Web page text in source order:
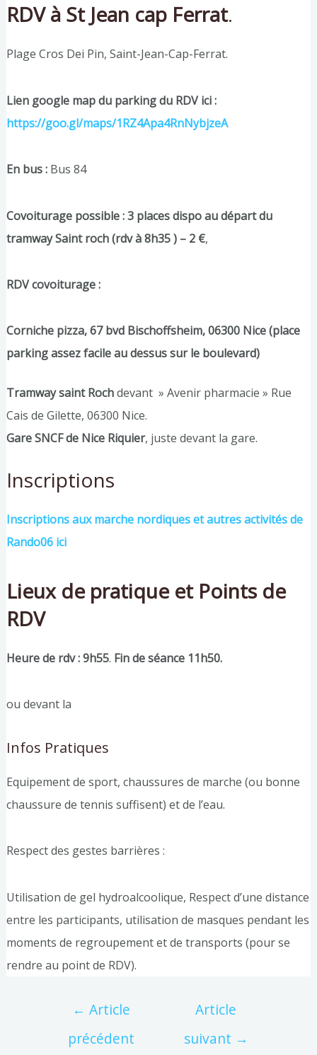
RDV à St Jean cap Ferrat.
Plage Cros Dei Pin, Saint-Jean-Cap-Ferrat.
Lien google map du parking du RDV ici :
https://goo.gl/maps/1RZ4Apa4RnNybjzeA
En bus : Bus 84
Covoiturage possible : 3 places dispo au départ du
tramway Saint roch (rdv à 8h35 ) – 2 €,
RDV covoiturage :
Corniche pizza, 67 bvd Bischoffsheim, 06300 Nice (place
parking assez facile au dessus sur le boulevard)
Tramway saint Rochdevant » Avenir pharmacie » Rue
Cais de Gilette, 06300 Nice.
Gare SNCF de Nice Riquier, juste devant la gare.
Inscriptions
Inscriptions aux marche nordiques et autres activités de
Rando06 ici
Lieux de pratique et Points de
RDV
Heure de rdv : 9h55. Fin de séance 11h50.
ou devant la
Infos Pratiques
Equipement de sport, chaussures de marche (ou bonne
chaussure de tennis suffisent) et de l’eau.
Respect des gestes barrières :
Utilisation de gel hydroalcoolique, Respect d’une distance
entre les participants, utilisation de masques pendant les
moments de regroupement et de transports (pour se
rendre au point de RDV).
← Article
précédent
Article
suivant →